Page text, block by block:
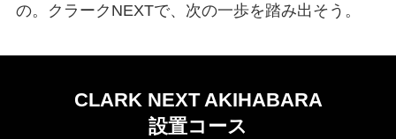
の。クラークNEXTで、次の一歩を踏み出そう。
CLARK NEXT AKIHABARA
設置コース